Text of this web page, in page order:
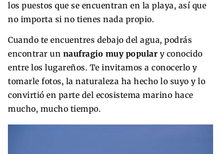
los puestos que se encuentran en la playa, así que
no importa si no tienes nada propio.
Cuando te encuentres debajo del agua, podrás
encontrar un naufragio muy populary conocido
entre los lugareños. Te invitamos a conocerlo y
tomarle fotos, la naturaleza ha hecho lo suyo y lo
convirtió en parte del ecosistema marino hace
mucho, mucho tiempo.